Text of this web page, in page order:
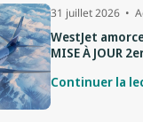
31 juillet 2026
WestJet
MISE À JOUR
Continuer la